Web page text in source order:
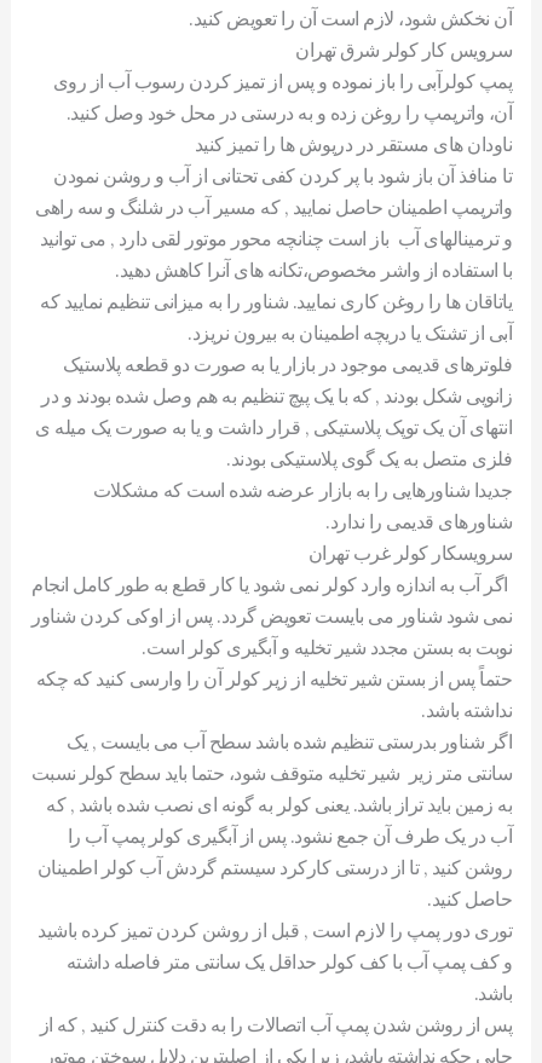
آن نخکش شود، لازم است آن را تعویض کنید.
سرویس کار کولر شرق تهران
پمپ کولرآبی را باز نموده و پس از تمیز کردن رسوب آب از روی
آن، واترپمپ را روغن زده و به درستی در محل خود وصل کنید.
ناودان های مستقر در درپوش ها را تمیز کنید
تا منافذ آن باز شود با پر کردن کفی تحتانی از آب و روشن نمودن
واترپمپ اطمینان حاصل نمایید , که مسیر آب در شلنگ و سه راهی
و ترمینالهای آب باز است چنانچه محور موتور لقی دارد , می توانید
با استفاده از واشر مخصوص،تکانه های آنرا کاهش دهید.
یاتاقان ها را روغن کاری نمایید. شناور را به میزانی تنظیم نمایید که
آبی از تشتک یا دریچه اطمینان به بیرون نریزد.
فلوترهای قدیمی موجود در بازار یا به صورت دو قطعه پلاستیک
زانویی شکل بودند , که با یک پیچ تنظیم به هم وصل شده بودند و در
انتهای آن یک توپک پلاستیکی , قرار داشت و یا به صورت یک میله ی
فلزی متصل به یک گوی پلاستیکی بودند.
جدیدا شناورهایی را به بازار عرضه شده است که مشکلات
شناورهای قدیمی را ندارد.
سرویسکار کولر غرب تهران
اگر آب به اندازه وارد کولر نمی شود یا کار قطع به طور کامل انجام
نمی شود شناور می بایست تعویض گردد. پس از اوکی کردن شناور
نوبت به بستن مجدد شیر تخلیه و آبگیری کولر است.
حتماً پس از بستن شیر تخلیه از زیر کولر آن را وارسی کنید که چکه
نداشته باشد.
اگر شناور بدرستی تنظیم شده باشد سطح آب می بایست , یک
سانتی متر زیر شیر تخلیه متوقف شود، حتما باید سطح کولر نسبت
به زمین باید تراز باشد. یعنی کولر به گونه ای نصب شده باشد , که
آب در یک طرف آن جمع نشود. پس از آبگیری کولر پمپ آب را
روشن کنید , تا از درستی کارکرد سیستم گردش آب کولر اطمینان
حاصل کنید.
توری دور پمپ را لازم است , قبل از روشن کردن تمیز کرده باشید
و کف پمپ آب با کف کولر حداقل یک سانتی متر فاصله داشته
باشد.
پس از روشن شدن پمپ آب اتصالات را به دقت کنترل کنید , که از
جایی چکه نداشته باشد، زیرا یکی از اصلیترین دلایل سوختن موتور